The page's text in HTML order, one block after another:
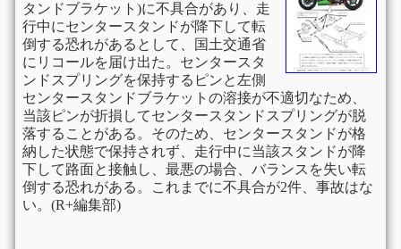
タンドブラケット)に不具合があり、走
行中にセンタースタンドが降下して転
倒する恐れがあるとして、国土交通省
にリコールを届け出た。センタースタ
ンドスプリングを保持するピンと左側
センタースタンドブラケットの溶接が不適切なため、
当該ピンが折損してセンタースタンドスプリングが脱
落することがある。そのため、センタースタンドが格
納した状態で保持されず、走行中に当該スタンドが降
下して路面と接触し、最悪の場合、バランスを失い転
倒する恐れがある。これまでに不具合が2件、事故はな
い。(R+編集部)